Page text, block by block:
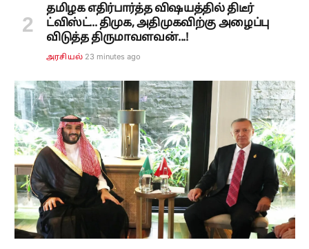
தமிழக எதிர்பார்த்த விஷயத்தில் திடீர்
ட்விஸ்ட்... திமுக, அதிமுகவிற்கு அழைப்பு
விடுத்த திருமாவளவன்...!
அரசியல் 23 minutes ago